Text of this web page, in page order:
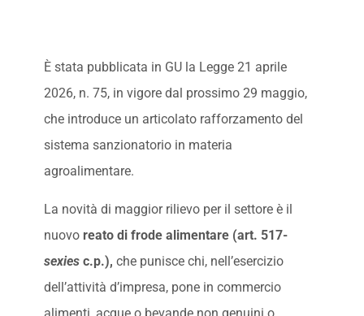
È stata pubblicata in GU la Legge 21 aprile
2026, n. 75, in vigore dal prossimo 29 maggio,
che introduce un articolato rafforzamento del
sistema sanzionatorio in materia
agroalimentare.
La novità di maggior rilievo per il settore è il
nuovo reato di frode alimentare (art. 517-
sexiesc.p.), che punisce chi, nell’esercizio
dell’attività d’impresa, pone in commercio